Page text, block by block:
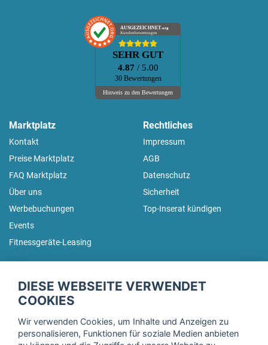
AUSGEZEICHNET.org
Kundenbewertungen
SEHR GUT
4.87 / 5.00
30 Bewertungen
Hinweis zu den Bewertungen
Marktplatz
Kontakt
Preise Marktplatz
FAQ Marktplatz
Über uns
Werbebuchungen
Events
Fitnessgeräte-Leasing
Rechtliches
Impressum
AGB
Datenschutz
Sicherheit
Top-Inserat kündigen
Trage dich hier für unseren Newsletter ein und erhalte regelmäßig
DIESE WEBSEITE VERWENDET
COOKIES
Wir verwenden Cookies, um Inhalte und Anzeigen zu
personalisieren, Funktionen für soziale Medien anbieten